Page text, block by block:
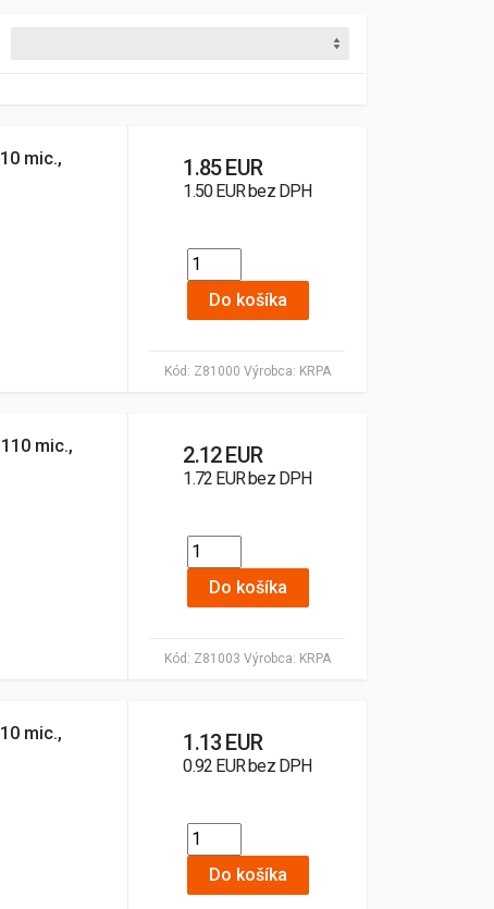
Kód: Z81000 Výrobca: KRPA
mic.,
1.85 EUR
1.50 EUR bez DPH
Do košíka
Kód: Z81003 Výrobca: KRPA
mic.,
2.12 EUR
1.72 EUR bez DPH
Do košíka
mic.,
1.13 EUR
0.92 EUR bez DPH
Do košíka